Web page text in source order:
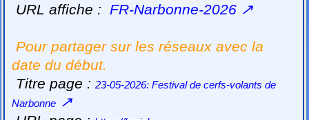
URL affiche : FR-Narbonne-2026 ↗
Pour partager sur les réseaux avec la
date du début.
Titre page :23-05-2026: Festival de cerfs-volants de
Narbonne ↗